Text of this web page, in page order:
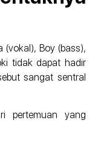
(vokal), Boy (bass),
tidak dapat hadir
sangat sentral
pertemuan yang